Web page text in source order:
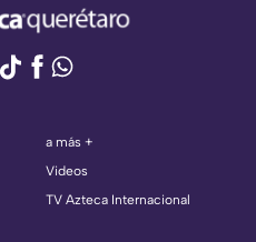
a más +
Videos
TV Azteca Internacional